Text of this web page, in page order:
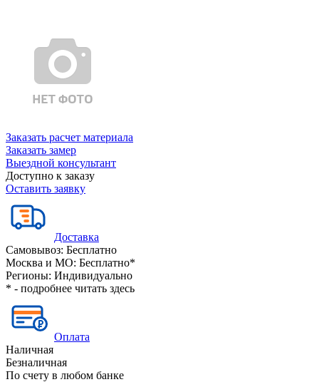
Заказать расчет материала
Заказать замер
Выездной консультант
Доступно к заказу
Оставить заявку
Доставка
Самовывоз: Бесплатно
Москва и МО: Бесплатно*
Регионы: Индивидуально
* - подробнее читать здесь
Оплата
Наличная
Безналичная
По счету в любом банке